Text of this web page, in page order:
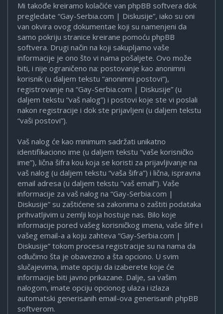
Mi takođe kreiramo kolačiće van phpBB softvera dok
pregledate “Gay-Serbia.com | Diskusije”, iako su oni
van okvira ovog dokumentae koji su namenjeni da
samo pokriju stranice kreirane pomoću phpBB
softvera. Drugi način na koji sakupljamo vaše
informacije je ono što vi nama pošaljete. Ovo može
biti, i nije ograničeno na: postovanje kao anonimni
korisnik (u daljem tekstu “anonimni postovi”),
registrovanje na “Gay-Serbia.com | Diskusije” (u
daljem tekstu “vaš nalog”) i postovi koje ste vi poslali
nakon registracije i dok ste prijavljeni (u daljem tekstu
“vaši postovi”).
Vaš nalog će kao minimum sadržati unikatno
identifikaciono ime (u daljem tekstu “vaše korisničko
ime”), lična šifra kou koja se koristi za prijavljivanje na
vaš nalog (u daljem tekstu “vaša šifra”) i lična, ispravna
email adresa (u daljem tekstu “vaš email”). Vaše
informacije za vaš nalog na “Gay-Serbia.com |
Diskusije” su zaštićene sa zakonima o zaštiti podataka
prihvatljivim u zemlji koja hostuje nas. Bilo koje
informacije pored vašeg korisničkog imena, vaše šifre i
vašeg email-a a koju zahteva “Gay-Serbia.com |
Diskusije” tokom procesa registracije su na nama da
odlučimo šta je obavezno a šta opciono. U svim
slučajevima, imate opciju da izaberete koje će
informacije biti javno prikazane. Dalje, sa vašim
nalogom, imate opciju opcionog ulaza i izlaza
automatski generisanih email-ova generisanih phpBB
softverom.